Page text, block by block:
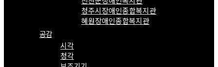
청주시장애인종합복지관
혜원장애인종합복지관
공감
시각
청각